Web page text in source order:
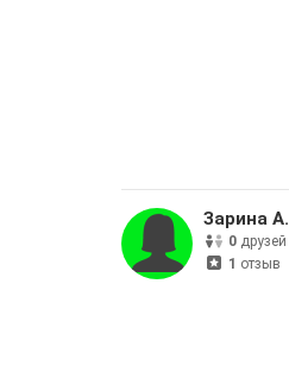
Зарина А.
0 друзей
1 отзыв